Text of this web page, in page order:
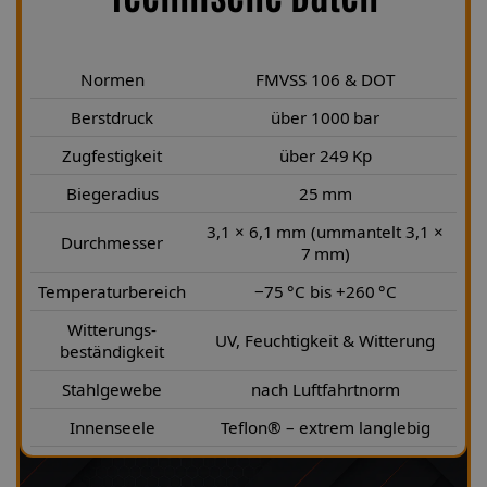
Normen
FMVSS 106 & DOT
Berstdruck
über 1000 bar
Zugfestigkeit
über 249 Kp
Biegeradius
25 mm
Durchmesser
3,1 × 6,1 mm (ummantelt 3,1 ×
7 mm)
Temperaturbereich
−75 °C bis +260 °C
Witterungs-
beständigkeit
UV, Feuchtigkeit & Witterung
Stahlgewebe
nach Luftfahrtnorm
Innenseele
Teflon® – extrem langlebig